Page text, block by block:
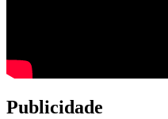
Publicidade